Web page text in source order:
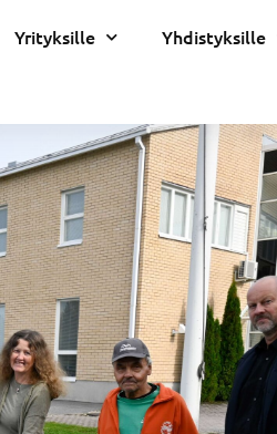
Yrityksille Yhdistyksille